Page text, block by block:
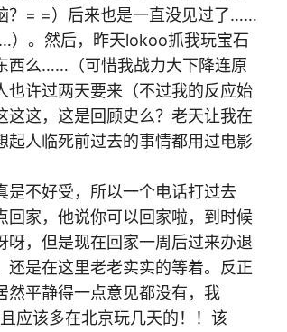
？= =）后来也是一直没见过了……
。然后，昨天lokoo抓我玩宝石
西么……（可惜我战力大下降连原
也许过两天要来（不过我的反应始
这，这是回顾史么？老天让我在
人临死前过去的事情都用过电影
是不好受，所以一个电话打过去
回家，他说你可以回家啦，到时候
，但是现在回家一周后过来办退
是在这里老老实实的等着。反正
然平静得一点意见都没有，我
应该多在北京玩几天的！！该